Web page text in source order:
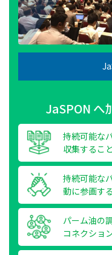
JaSPON へ
持続可能な
収集するこ
持続可能な
動に参画す
パーム油の
コネクショ